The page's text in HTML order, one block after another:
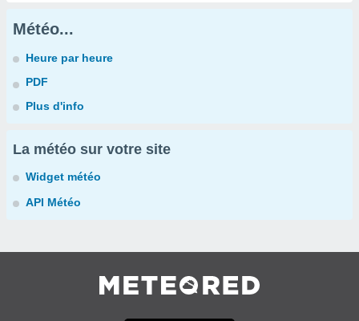
Météo...
Heure par heure
PDF
Plus d'info
La météo sur votre site
Widget météo
API Météo